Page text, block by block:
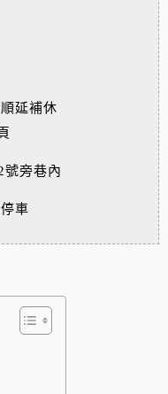
延補休
號旁巷內
車